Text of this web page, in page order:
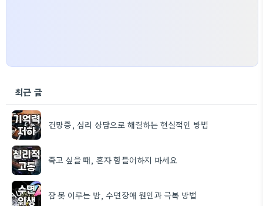
최근 글
건망증, 심리 상담으로 해결하는 현실적인 방법
죽고 싶을 때, 혼자 힘들어하지 마세요
잠 못 이루는 밤, 수면장애 원인과 극복 방법